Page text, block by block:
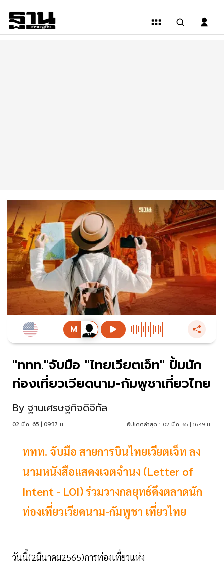
"ททท."จับมือ "ไทยเวียตเจ็ท" ปั้มนัก
ท่องเที่ยวเวียดนาม-กัมพูชาเที่ยวไทย
By ฐานเศรษฐกิจดิจิทัล
02 มี.ค. 65 | 09:37 น. อัปเดตล่าสุด : 02 มี.ค. 65 | 16:49 น.
ททท. จับมือ สายการบินไทยเวียตเจ็ท ลง
นามหนังสือแสดงเจตจำนง (Letter of
Intent - LOI) ร่วมวางกลยุทธ์ดึงตลาดนัก
ท่องเที่ยวเวียดนาม-กัมพูชา เที่ยวไทย
วันนี้(2มีนาคม2565)การท่องเที่ยวแห่ง